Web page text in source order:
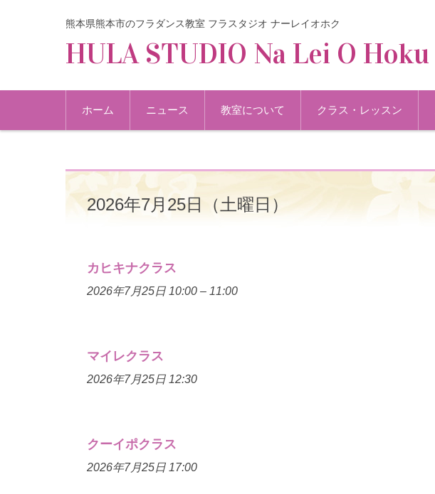
熊本県熊本市のフラダンス教室 フラスタジオ ナーレイオホク
HULA STUDIO Na Lei O Hoku
コンテンツに移動
ホーム
ニュース 教室について クラス・レッスン
2026年7月25日（土曜日）
カヒキナクラス
2026年7月25日 10:00 – 11:00
マイレクラス
2026年7月25日 12:30
クーイポクラス
2026年7月25日 17:00